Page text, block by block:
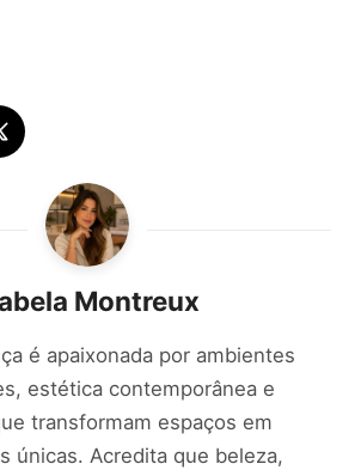
Montreux
é apaixonada por ambientes
estética contemporânea e
transformam espaços em
únicas. Acredita que beleza,